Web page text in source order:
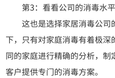
第3：看看公司的消毒水平
这也是选择家居消毒公司
下，只有对家庭消毒有着极
同的家庭进行精确的分析，
客户提供专门的消毒方案。